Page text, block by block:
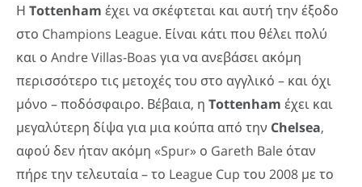
Η Tottenham έχει να σκέφτεται και αυτή την έξοδο
στο Champions League. Είναι κάτι που θέλει πολύ
και ο Andre Villas-Boas για να ανεβάσει ακόμη
περισσότερο τις μετοχές του στο αγγλικό – και όχι
μόνο – ποδόσφαιρο. Βέβαια, η Tottenham έχει και
μεγαλύτερη δίψα για μια κούπα από την Chelsea,
αφού δεν ήταν ακόμη «Spur» ο Gareth Bale όταν
πήρε την τελευταία – το League Cup του 2008 με το